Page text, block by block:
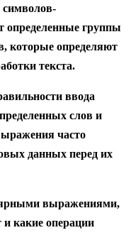
символов-
определенные группы
которые определяют
текста.
ввода
слов и
часто
данных перед их
выражениями,
какие операции